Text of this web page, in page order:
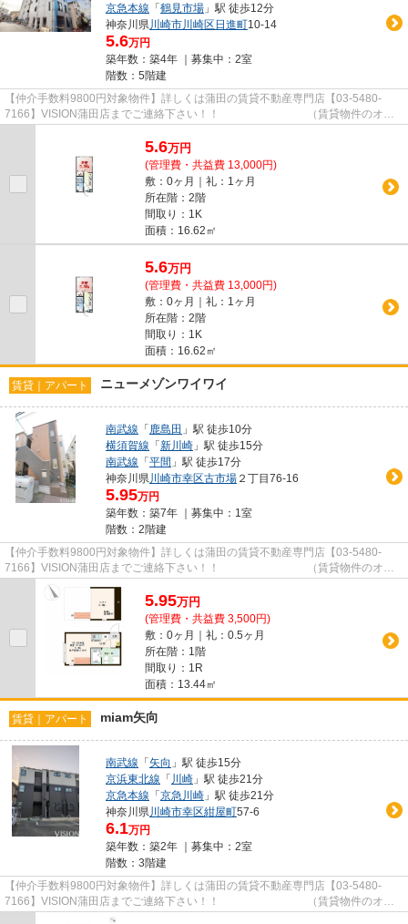
京急本線 「鶴見市場 」駅 徒歩12分
神奈川県川崎市川崎区日進町10-14
5.6万円
築年数：築4年 ｜募集中： 2室
階数：5階建
【仲介手数料9800円対象物件】詳しくは蒲田の賃貸不動産専門店【03-5480-
7166】VISION蒲田店までご連絡下さい！！ （賃貸物件のオス
スメポイント） 2駅利用可 温水洗浄...
5.6万円
(管理費・共益費 13,000円)
敷：0ヶ月｜礼：1ヶ月
所在階：2階
間取り：1K
面積：16.62㎡
5.6万円
(管理費・共益費 13,000円)
敷：0ヶ月｜礼：1ヶ月
所在階：2階
間取り：1K
面積：16.62㎡
賃貸｜アパート ニューメゾンワイワイ
南武線 「鹿島田 」駅 徒歩10分
横須賀線 「新川崎 」駅 徒歩15分
南武線 「平間 」駅 徒歩17分
神奈川県川崎市幸区古市場 ２丁目76-16
5.95万円
築年数：築7年 ｜募集中： 1室
階数：2階建
【仲介手数料9800円対象物件】詳しくは蒲田の賃貸不動産専門店【03-5480-
7166】VISION蒲田店までご連絡下さい！！ （賃貸物件のオス
スメポイント）シューズボックス TV...
5.95万円
(管理費・共益費 3,500円)
敷：0ヶ月｜礼：0.5ヶ月
所在階：1階
間取り：1R
面積：13.44㎡
賃貸｜アパート miam矢向
南武線 「矢向 」駅 徒歩15分
京浜東北線 「 川崎 」駅 徒歩21分
京急本線 「京急川崎 」駅 徒歩21分
神奈川県川崎市幸区紺屋町57-6
6.1万円
築年数：築2年 ｜募集中： 2室
階数：3階建
【仲介手数料9800円対象物件】詳しくは蒲田の賃貸不動産専門店【03-5480-
7166】VISION蒲田店までご連絡下さい！！ （賃貸物件のオス
スメポイント） 2駅利用可 脱衣所 2...